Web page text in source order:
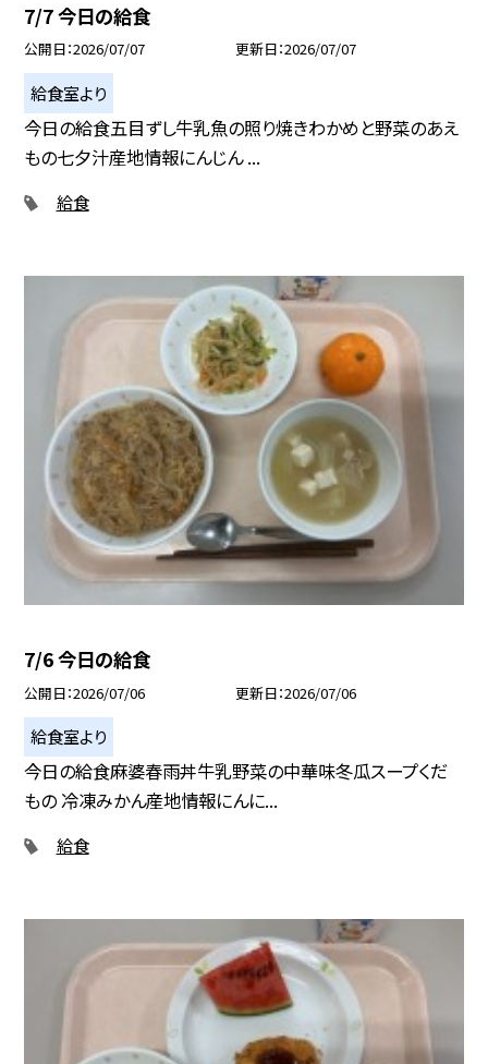
7/7 今日の給食
公開日 2026/07/07 更新日 2026/07/07
給食室より
今日の給食五目ずし牛乳魚の照り焼きわかめと野菜のあえ
もの七夕汁産地情報にんじん ...
給食
7/6 今日の給食
公開日 2026/07/06 更新日 2026/07/06
給食室より
今日の給食麻婆春雨丼牛乳野菜の中華味冬瓜スープくだ
もの 冷凍みかん産地情報にんに...
給食